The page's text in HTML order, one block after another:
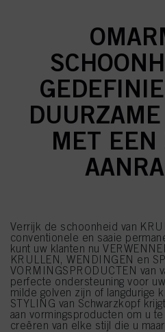
MET EEN
Verrijk de schoonheid van
conventionele en saaie
kunt uw klanten nu
KRULLEN, WENDINGEN en
VORMINGSPRODUCTEN van
perfecte ondersteuning voor
milde golven zijn of langdurige
STYLING van Schwarzkopf
aan vormingsproducten om u
creëren van elke stijl die u